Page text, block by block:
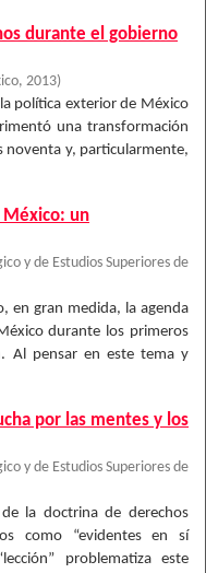
durante el gobierno
, 2013)
política exterior de México
una transformación
noventa y, particularmente,
México: un
y de Estudios Superiores de
en gran medida, la agenda
durante los primeros
Al pensar en este tema y
por las mentes y los
y de Estudios Superiores de
la doctrina de derechos
como “evidentes en sí
problematiza este